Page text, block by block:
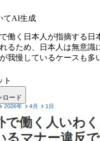
てAI生成
働く日本人が指摘する
るため、日本人は無意
我慢しているケースも
ト
ロード